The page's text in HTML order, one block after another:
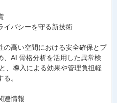
イバシーを守る新技術
の高い空間における安全確保とプ
、AI 骨格分析を活用した異常検
、導入による効果や管理負担軽
。
連情報